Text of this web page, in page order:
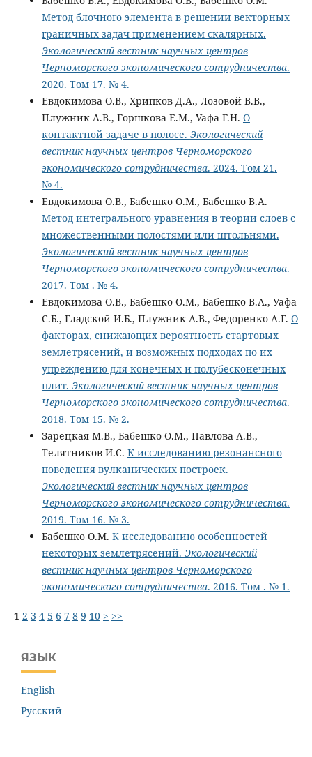
Метод блочного элемента в решении векторных
граничных задач применением скалярных.
Экологический вестник научных центров
Черноморского экономического сотрудничества.
2020. Том 17. № 4.
Евдокимова О.В., Хрипков Д.А., Лозовой В.В.,
Плужник А.В., Горшкова Е.М., Уафа Г.Н. О
контактной задаче в полосе. Экологический
вестник научных центров Черноморского
экономического сотрудничества. 2024. Том 21.
№ 4.
Евдокимова О.В., Бабешко О.М., Бабешко В.А.
Метод интегрального уравнения в теории слоев с
множественными полостями или штольнями.
Экологический вестник научных центров
Черноморского экономического сотрудничества.
2017. Том . № 4.
Евдокимова О.В., Бабешко О.М., Бабешко В.А., Уафа
С.Б., Гладской И.Б., Плужник А.В., Федоренко А.Г. О
факторах, снижающих вероятность стартовых
землетрясений, и возможных подходах по их
упреждению для конечных и полубесконечных
плит. Экологический вестник научных центров
Черноморского экономического сотрудничества.
2018. Том 15. № 2.
Зарецкая М.В., Бабешко О.М., Павлова А.В.,
Телятников И.С. К исследованию резонансного
поведения вулканических построек.
Экологический вестник научных центров
Черноморского экономического сотрудничества.
2019. Том 16. № 3.
Бабешко О.М. К исследованию особенностей
некоторых землетрясений. Экологический
вестник научных центров Черноморского
экономического сотрудничества. 2016. Том . № 1.
1 2 3 4 5 6 7 8 9 10 > >>
ЯЗЫК
English
Русский